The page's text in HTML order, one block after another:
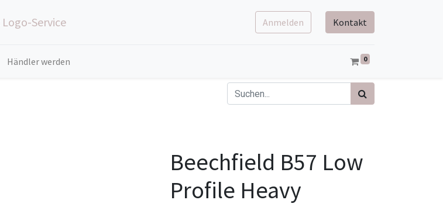
Logo-Service Anmelden Kontakt
Händler werden 0
Beechfield B57 Low
Profile Heavy